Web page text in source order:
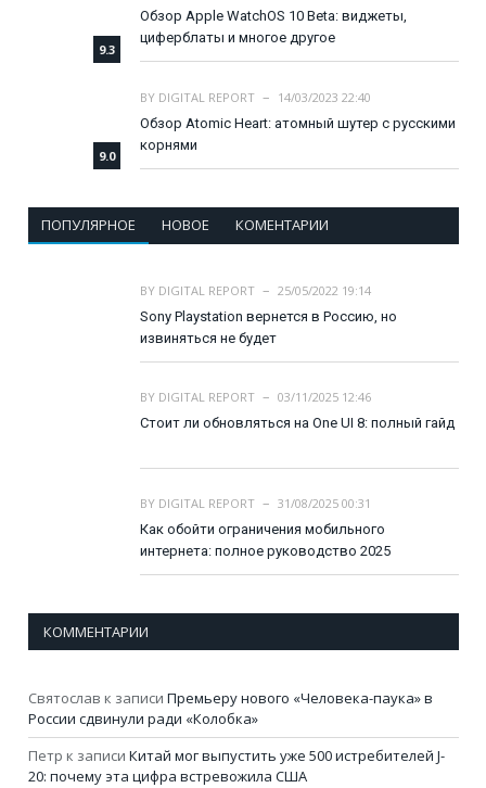
9.3
Обзор Apple WatchOS 10 Beta: виджеты,
циферблаты и многое другое
9.0
BY DIGITAL REPORT
14/03/2023 22:40
Обзор Atomic Heart: атомный шутер с русскими
корнями
ПОПУЛЯРНОЕ НОВОЕ КОМЕНТАРИИ
BY DIGITAL REPORT
25/05/2022 19:14
Sony Playstation вернется в Россию, но
извиняться не будет
BY DIGITAL REPORT
03/11/2025 12:46
Стоит ли обновляться на One UI 8: полный гайд
BY DIGITAL REPORT
31/08/2025 00:31
Как обойти ограничения мобильного
интернета: полное руководство 2025
КОММЕНТАРИИ
Святослав к записи Премьеру нового «Человека-паука» в
России сдвинули ради «Колобка»
Петр к записи Китай мог выпустить уже 500 истребителей J-
20: почему эта цифра встревожила США